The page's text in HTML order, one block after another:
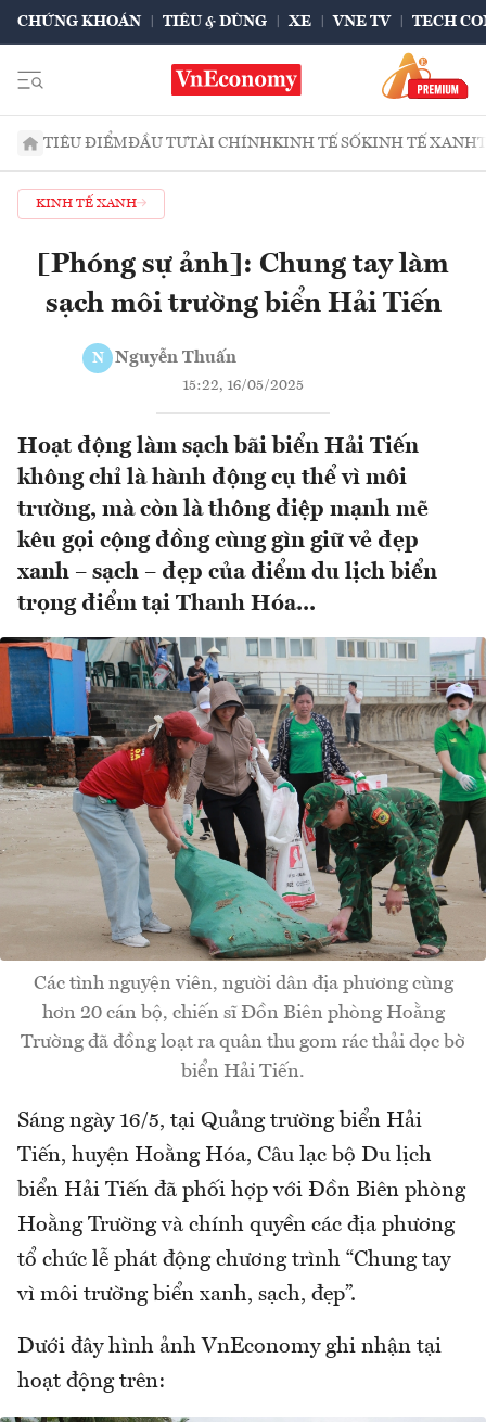
CHỨNG KHOÁN TIÊU & DÙNG XE VNE TV TECH
TIÊU ĐIỂMĐẦU TƯTÀI CHÍNHKINH TẾ SỐKINH TẾ XANH
KINH TẾ XANH
[Phóng sự ảnh]: Chung tay làm
sạch môi trường biển Hải Tiến
N Nguyễn Thuấn
15:22, 16/05/2025
Hoạt động làm sạch bãi biển Hải Tiến
không chỉ là hành động cụ thể vì môi
trường, mà còn là thông điệp mạnh mẽ
kêu gọi cộng đồng cùng gìn giữ vẻ đẹp
xanh – sạch – đẹp của điểm du lịch biển
trọng điểm tại Thanh Hóa...
Các tình nguyện viên, người dân địa phương cùng
hơn 20 cán bộ, chiến sĩ Đồn Biên phòng Hoằng
Trường đã đồng loạt ra quân thu gom rác thải dọc bờ
biển Hải Tiến.
Sáng ngày 16/5, tại Quảng trường biển Hải
Tiến, huyện Hoằng Hóa, Câu lạc bộ Du lịch
biển Hải Tiến đã phối hợp với Đồn Biên phòng
Hoằng Trường và chính quyền các địa phương
tổ chức lễ phát động chương trình “Chung tay
vì môi trường biển xanh, sạch, đẹp”.
Dưới đây hình ảnh VnEconomy ghi nhận tại
hoạt động trên: